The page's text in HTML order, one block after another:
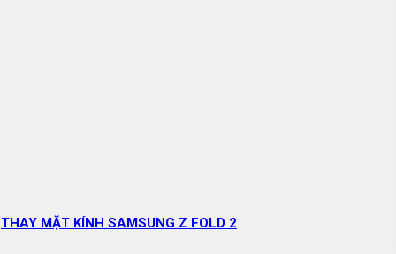
THAY MẶT KÍNH SAMSUNG Z FOLD 2